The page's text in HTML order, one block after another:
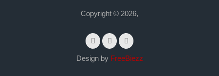
Copyright © 2026,
Design by FreeBiezz